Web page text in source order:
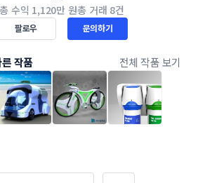
총 수익 1,120만 원총 거래 8건
팔로우 문의하기
작품 전체 작품 보기